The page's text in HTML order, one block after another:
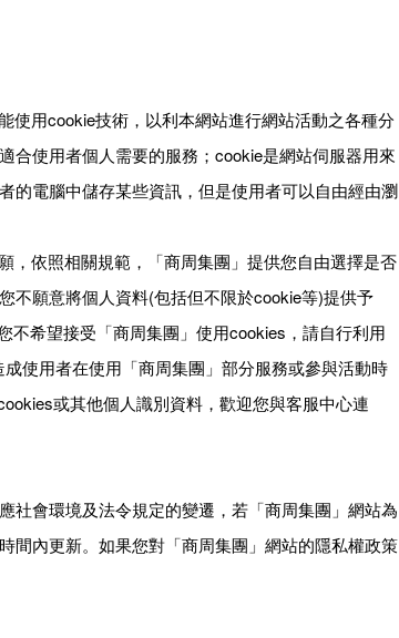
使用cookie技術，以利本網站進行網站活動之各種分
合使用者個人需要的服務；cookie是網站伺服器用來
的電腦中儲存某些資訊，但是使用者可以自由經由瀏
，依照相關規範，「商周集團」提供您自由選擇是否
不願意將個人資料(包括但不限於cookie等)提供予
不希望接受「商周集團」使用cookies，請自行利用
使用者在使用「商周集團」部分服務或參與活動時
或其他個人識別資料，歡迎您與客服中心連
社會環境及法令規定的變遷，若「商周集團」網站為
間內更新。如果您對「商周集團」網站的隱私權政策